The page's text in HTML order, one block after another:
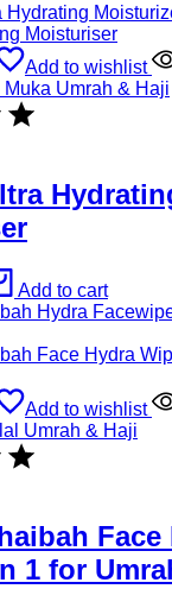
Add to wishlist
Umrah & Haji
Add to cart
Add to wishlist
Umrah & Haji
Face
1 for